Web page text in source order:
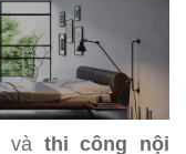
và thi công nội